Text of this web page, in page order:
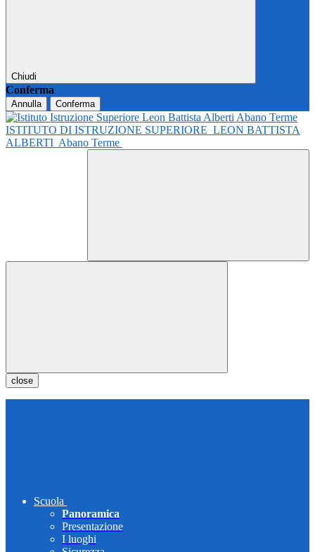
Chiudi
Conferma
Annulla Conferma
ISTITUTO DI ISTRUZIONE SUPERIORE LEON BATTISTA
ALBERTI Abano Terme
close
Scuola
Panoramica
Presentazione
I luoghi